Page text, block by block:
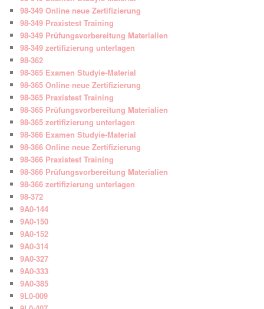
98-349 Online neue Zertifizierung
98-349 Praxistest Training
98-349 Prüfungsvorbereitung Materialien
98-349 zertifizierung unterlagen
98-362
98-365 Examen Studyie-Material
98-365 Online neue Zertifizierung
98-365 Praxistest Training
98-365 Prüfungsvorbereitung Materialien
98-365 zertifizierung unterlagen
98-366 Examen Studyie-Material
98-366 Online neue Zertifizierung
98-366 Praxistest Training
98-366 Prüfungsvorbereitung Materialien
98-366 zertifizierung unterlagen
98-372
9A0-144
9A0-150
9A0-152
9A0-314
9A0-327
9A0-333
9A0-385
9L0-009